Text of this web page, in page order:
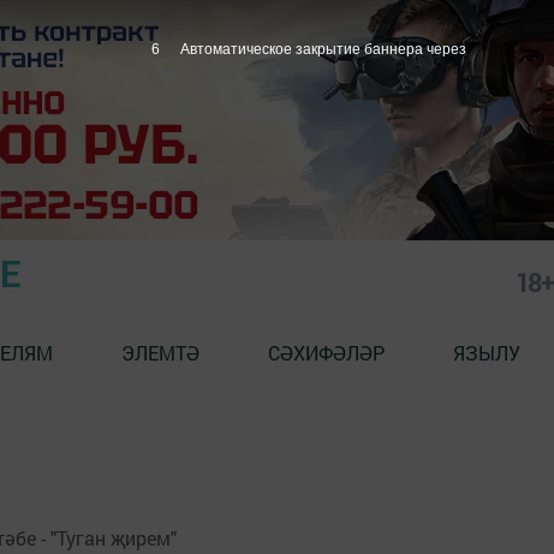
18+
ЭЛЕМТӘ СӘХИФӘЛӘР ЯЗЫЛУ
- "Туган җирем"
6 Автоматическое закрытие баннера через